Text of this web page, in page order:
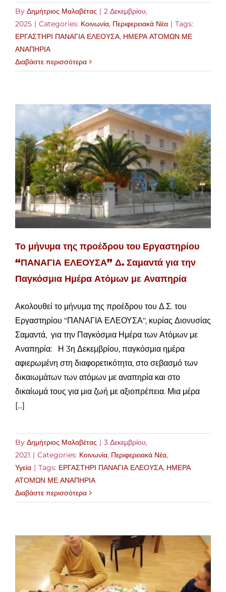
By Δημήτριος Μαλαβέτας | 2 Δεκεμβρίου,
2025 | Categories: Κοινωνία, Περιφερειακά Νέα | Tags:
ΕΡΓΑΣΤΗΡΙ ΠΑΝΑΓΙΑ ΕΛΕΟΥΣΑ, ΗΜΕΡΑ ΑΤΟΜΩΝ ΜΕ
ΑΝΑΠΗΡΙΑ
Διαβάστε περισσότερα
Το μήνυμα της προέδρου του Εργαστηρίου
“ΠΑΝΑΓΙΑ ΕΛΕΟΥΣΑ” Δ. Σαμαντά για την
Παγκόσμια Ημέρα Ατόμων με Αναπηρία
Ακολουθεί το μήνυμα της προέδρου του Δ.Σ. του
Εργαστηρίου "ΠΑΝΑΓΙΑ ΕΛΕΟΥΣΑ", κυρίας Διονυσίας
Σαμαντά, για την Παγκόσμια Ημέρα των Ατόμων με
Αναπηρία: Η 3η Δεκεμβρίου, παγκόσμια ημέρα
αφιερωμένη στη διαφορετικότητα, στο σεβασμό των
δικαιωμάτων των ατόμων με αναπηρία και στο
δικαίωμά τους για μια ζωή με αξιοπρέπεια. Μια μέρα
[...]
By Δημήτριος Μαλαβέτας | 3 Δεκεμβρίου,
2021 | Categories: Κοινωνία, Περιφερειακά Νέα,
Υγεία | Tags: ΕΡΓΑΣΤΗΡΙ ΠΑΝΑΓΙΑ ΕΛΕΟΥΣΑ, ΗΜΕΡΑ
ΑΤΟΜΩΝ ΜΕ ΑΝΑΠΗΡΙΑ
Διαβάστε περισσότερα